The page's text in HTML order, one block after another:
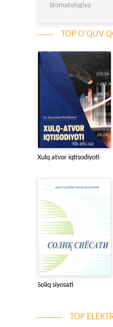
Stomatologiya
TOP O'QUV
Xulq atvor iqtisodiyoti
Soliq siyosati
TOP